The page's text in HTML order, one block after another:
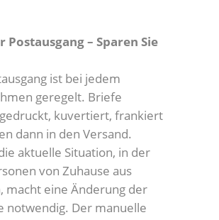
Postausgang – Sparen Sie
ist bei jedem
geregelt. Briefe
kuvertiert, frankiert
dann in den Versand.
aktuelle Situation, in der
von Zuhause aus
macht eine Änderung der
notwendig. Der manuelle